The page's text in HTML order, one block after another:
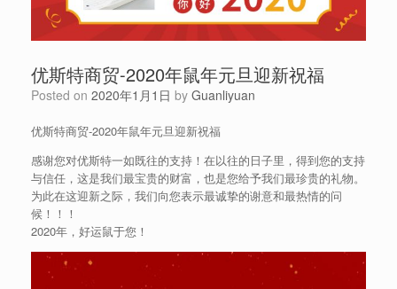
优斯特商贸-2020年鼠年元旦迎新祝福
Posted on 2020年1月1日 by Guanliyuan
优斯特商贸-2020年鼠年元旦迎新祝福
感谢您对优斯特一如既往的支持！在以往的日子里，得到您的支持
与信任，这是我们最宝贵的财富，也是您给予我们最珍贵的礼物。
为此在这迎新之际，我们向您表示最诚挚的谢意和最热情的问
候！！！
2020年，好运鼠于您！